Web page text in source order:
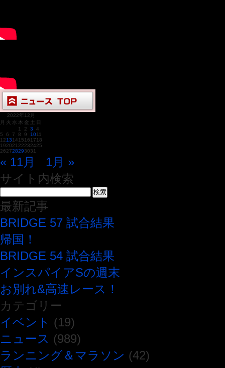
2022年12月
月 火 水 木 金 土 日
1
2 3
4
5
6 7 8 9 1011
12131415161718
192021 22232425
262728293031
« 11月
1月 »
サイト内検索
最新記事
BRIDGE 57 試合結果
帰国！
BRIDGE 54 試合結果
インスパイアSの週末
お別れ&高速レース！
カテゴリー
イベント (19)
ニュース (989)
ランニング＆マラソン (42)